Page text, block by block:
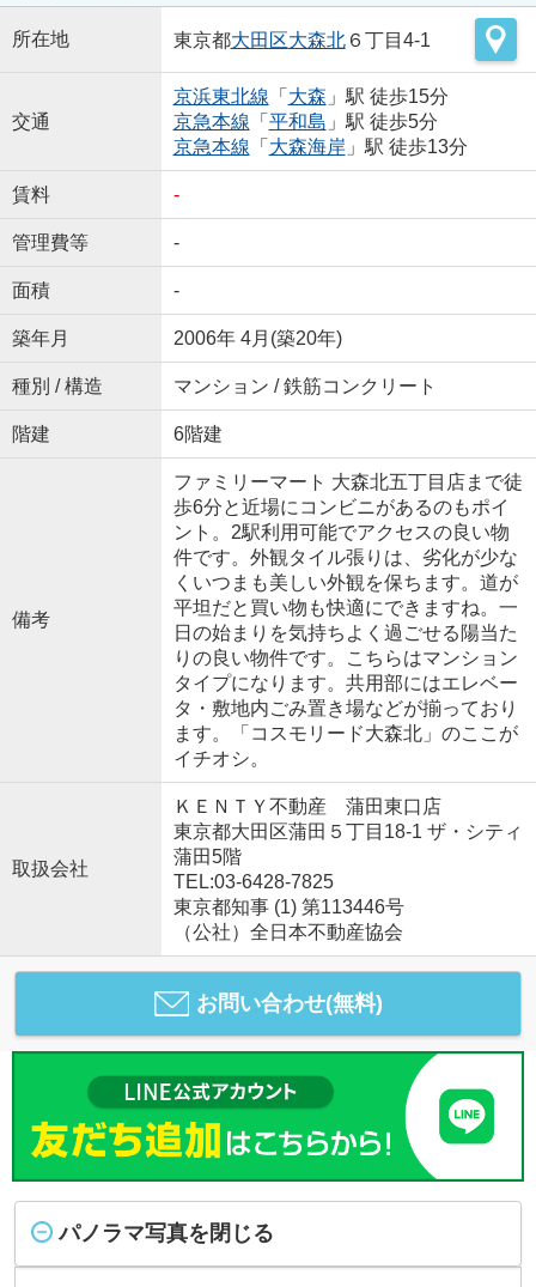
所在地 東京都大田区大森北６丁目4-1
交通
京浜東北線 「 大森 」駅 徒歩15分
京急本線 「 平和島 」駅 徒歩5分
京急本線 「 大森海岸 」駅 徒歩13分
賃料 -
管理費等 -
面積 -
築年月 2006年 4月(築20年)
種別 / 構造 マンション / 鉄筋コンクリート
階建 6階建
備考
ファミリーマート 大森北五丁目店まで徒
歩6分と近場にコンビニがあるのもポイ
ント。2駅利用可能でアクセスの良い物
件です。外観タイル張りは、劣化が少な
くいつまも美しい外観を保ちます。道が
平坦だと買い物も快適にできますね。一
日の始まりを気持ちよく過ごせる陽当た
りの良い物件です。こちらはマンション
タイプになります。共用部にはエレベー
タ・敷地内ごみ置き場などが揃っており
ます。「コスモリード大森北」のここが
イチオシ。
取扱会社
ＫＥＮＴＹ不動産 蒲田東口店
東京都大田区蒲田５丁目18-1 ザ・シティ
蒲田5階
TEL:03-6428-7825
東京都知事 (1) 第113446号
（公社）全日本不動産協会
お問い合わせ(無料)
パノラマ写真を閉じる